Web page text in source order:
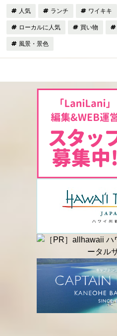
人気 ランチ ワイキキ
ローカルに人気 買い物
風景・景色